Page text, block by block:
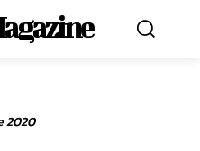
2020